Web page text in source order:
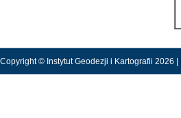
Copyright © Instytut Geodezji i Kartografii 2026 |